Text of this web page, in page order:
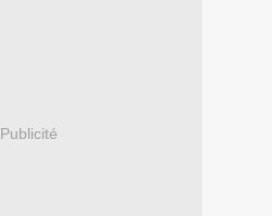
Publicité